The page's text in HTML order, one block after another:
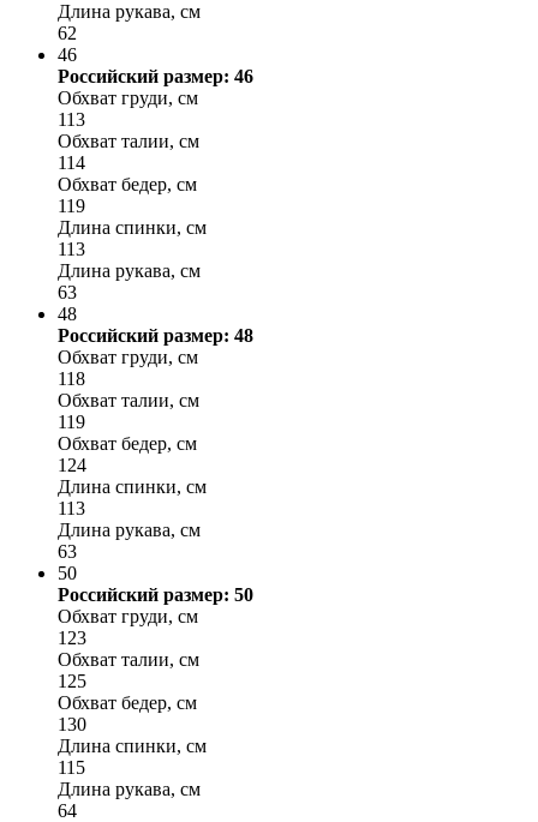
Длина рукава, см
62
46
Российский размер: 46
Обхват груди, см
113
Обхват талии, см
114
Обхват бедер, см
119
Длина спинки, см
113
Длина рукава, см
63
48
Российский размер: 48
Обхват груди, см
118
Обхват талии, см
119
Обхват бедер, см
124
Длина спинки, см
113
Длина рукава, см
63
50
Российский размер: 50
Обхват груди, см
123
Обхват талии, см
125
Обхват бедер, см
130
Длина спинки, см
115
Длина рукава, см
64